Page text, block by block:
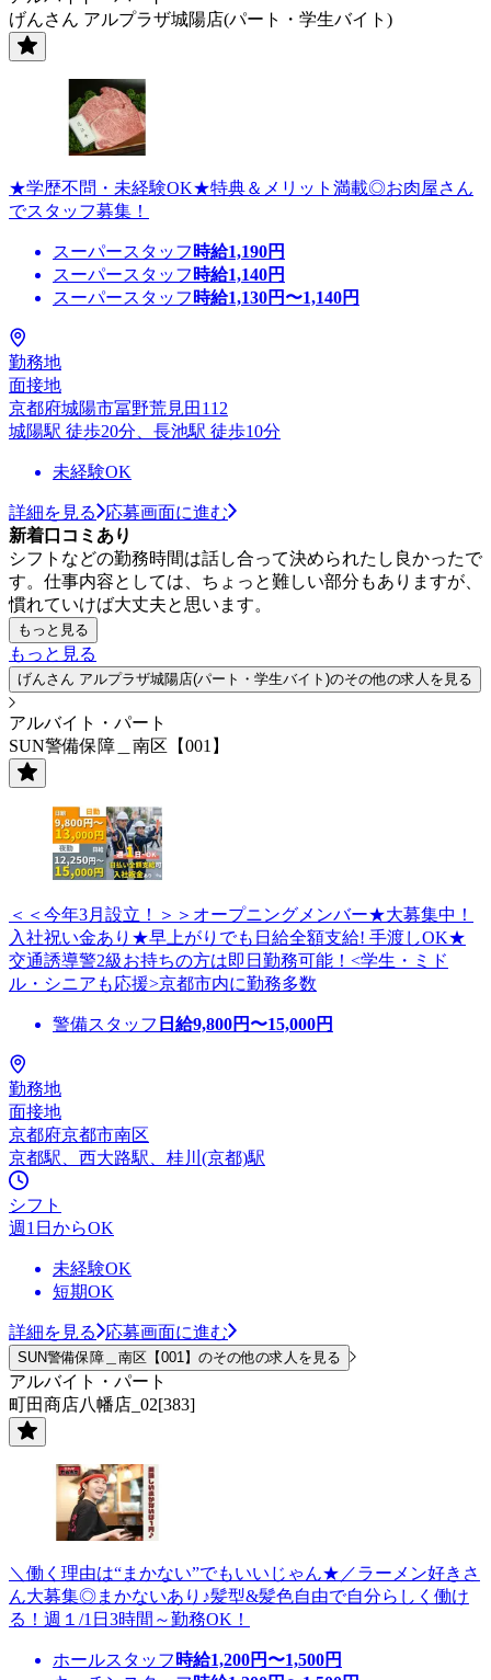
げんさん アルプラザ城陽店(パート・学生バイト)
★学歴不問・未経験OK★特典＆メリット満載◎お肉屋さん
でスタッフ募集！
スーパースタッフ 時給1,190円
スーパースタッフ 時給1,140円
スーパースタッフ 時給1,130円〜1,140円
勤務地
面接地
京都府城陽市冨野荒見田112
城陽駅 徒歩20分、長池駅 徒歩10分
未経験OK
詳細を見る
応募画面に進む
新着口コミあり
シフトなどの勤務時間は話し合って決められたし良かったで
す。仕事内容としては、ちょっと難しい部分もありますが、
慣れていけば大丈夫と思います。
もっと見る
もっと見る
げんさん アルプラザ城陽店(パート・学生バイト)のその他の求人を見る
アルバイト・パート
SUN警備保障＿南区【001】
＜＜今年3月設立！＞＞オープニングメンバー★大募集中！
入社祝い金あり★早上がりでも日給全額支給! 手渡しOK★
交通誘導警2級お持ちの方は即日勤務可能！<学生・ミド
ル・シニアも応援>京都市内に勤務多数
警備スタッフ 日給9,800円〜15,000円
勤務地
面接地
京都府京都市南区
京都駅、西大路駅、桂川(京都)駅
シフト
週1日からOK
未経験OK
短期OK
詳細を見る 応募画面に進む
SUN警備保障＿南区【001】のその他の求人を見る
アルバイト・パート
町田商店八幡店_02[383]
＼働く理由は“まかない”でもいいじゃん★／ラーメン好きさ
ん大募集◎まかないあり♪髪型&髪色自由で自分らしく働け
る！週１/1日3時間～勤務OK！
ホールスタッフ 時給1,200円〜1,500円